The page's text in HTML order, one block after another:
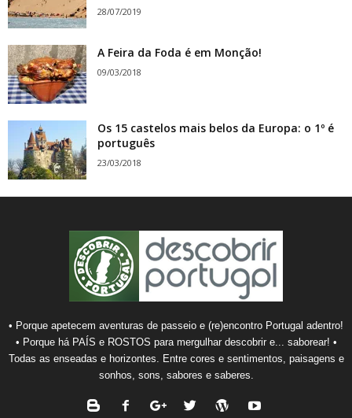
28/07/2019
A Feira da Foda é em Monção!
09/03/2018
Os 15 castelos mais belos da Europa: o 1º é
português
23/03/2018
• Porque apetecem aventuras de passeio e (re)encontro Portugal adentro!
• Porque há PAÍS e ROSTOS para mergulhar descobrir e... saborear! •
Todas as enseadas e horizontes. Entre cores e sentimentos, paisagens e
sonhos, sons, sabores e saberes.